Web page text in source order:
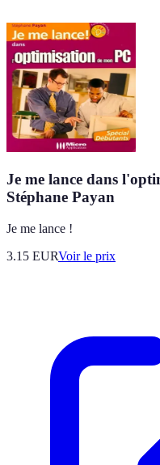
Je me lance dans
Stéphane Payan
Je me lance !
3.15 EURVoir le prix